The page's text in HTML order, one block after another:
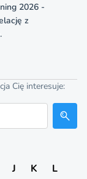
2026 -
z
Cię interesuje:
J K
L